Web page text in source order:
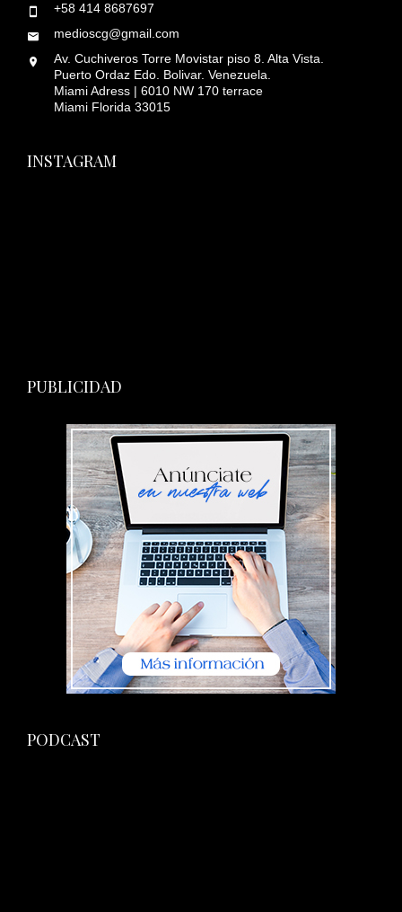
+58 414 8687697
medioscg@gmail.com
Av. Cuchiveros Torre Movistar piso 8. Alta Vista.
Puerto Ordaz Edo. Bolivar. Venezuela.
Miami Adress | 6010 NW 170 terrace
Miami Florida 33015
INSTAGRAM
PUBLICIDAD
PODCAST